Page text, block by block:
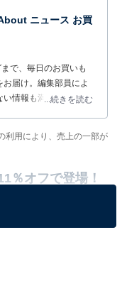
ニュース お買
で、毎日のお買いも
届け。編集部員によ
い情報も満載です。
...続きを読む
利用により、売上の一部が
％オフで登場！